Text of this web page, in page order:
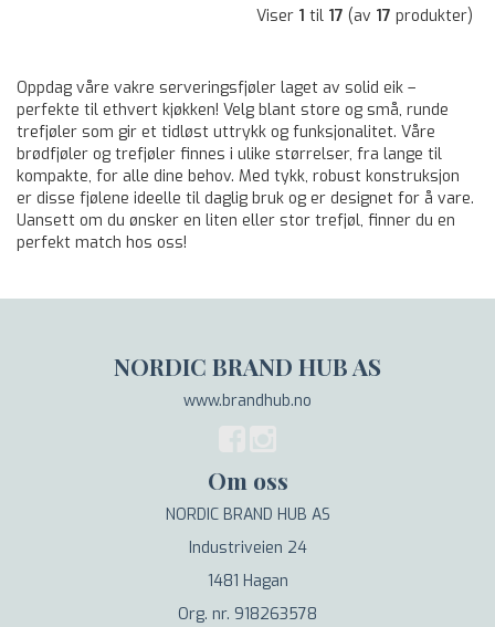
Viser 1 til 17 (av 17 produkter)
Oppdag våre vakre serveringsfjøler laget av solid eik –
perfekte til ethvert kjøkken! Velg blant store og små, runde
trefjøler som gir et tidløst uttrykk og funksjonalitet. Våre
brødfjøler og trefjøler finnes i ulike størrelser, fra lange til
kompakte, for alle dine behov. Med tykk, robust konstruksjon
er disse fjølene ideelle til daglig bruk og er designet for å vare.
Uansett om du ønsker en liten eller stor trefjøl, finner du en
perfekt match hos oss!
NORDIC BRAND HUB AS
www.brandhub.no
Om oss
NORDIC BRAND HUB AS
Industriveien 24
1481 Hagan
Org. nr. 918263578